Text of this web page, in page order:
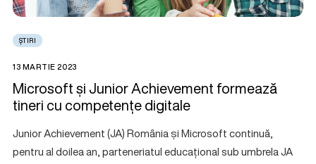
ȘTIRI
13 MARTIE 2023
Microsoft și Junior Achievement formează
tineri cu competențe digitale
Junior Achievement (JA) România și Microsoft continuă,
pentru al doilea an, parteneriatul educațional sub umbrela JA